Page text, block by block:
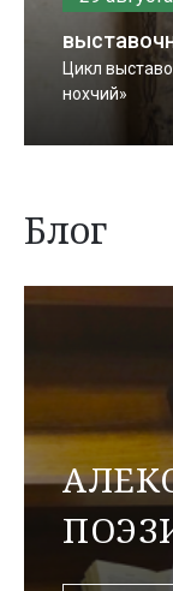
Цикл
нохчий»
Блог